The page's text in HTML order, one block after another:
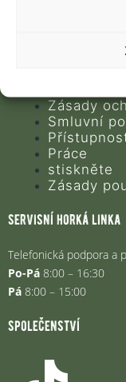
Často
Zásady
Smluvní
Práce
stiskněte
Zásady
servisní horká linka
Telefonická podpora a
Po-Pá 8:00 – 16:30
Pá 8:00 – 15:00
společenství